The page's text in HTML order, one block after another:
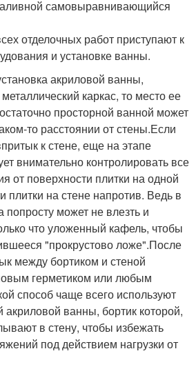
самовыравнивающийся
отделочных работ приступают к
и установке ванны.
акриловой ванны,
каркас, то место ее
просторной ванной может
то расстоянии от стены.Если
к стене, еще на этапе
внимательно контролировать все
от поверхности плитки на одной
плитки на стене напротив. Ведь в
может не влезть и
что уложенный кафель, чтобы
"прокрустово ложе".После
между бортиком и стеной
герметиком или любым
способ чаще всего используют
акриловой ванны, бортик которой,
в стену, чтобы избежать
под действием нагрузки от